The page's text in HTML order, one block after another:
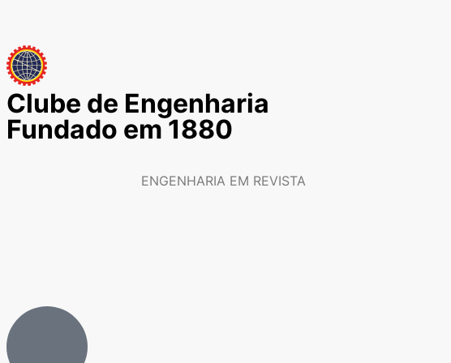
Clube de Engenharia
Fundado em 1880
ENGENHARIA EM REVISTA